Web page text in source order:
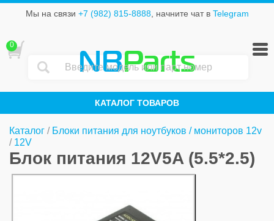
Мы на связи +7 (982) 815-8888, начните чат в Telegram
NBParts
КАТАЛОГ ТОВАРОВ
0
Каталог / Блоки питания для ноутбуков / мониторов 12v
/ 12V
Блок питания 12V5A (5.5*2.5)